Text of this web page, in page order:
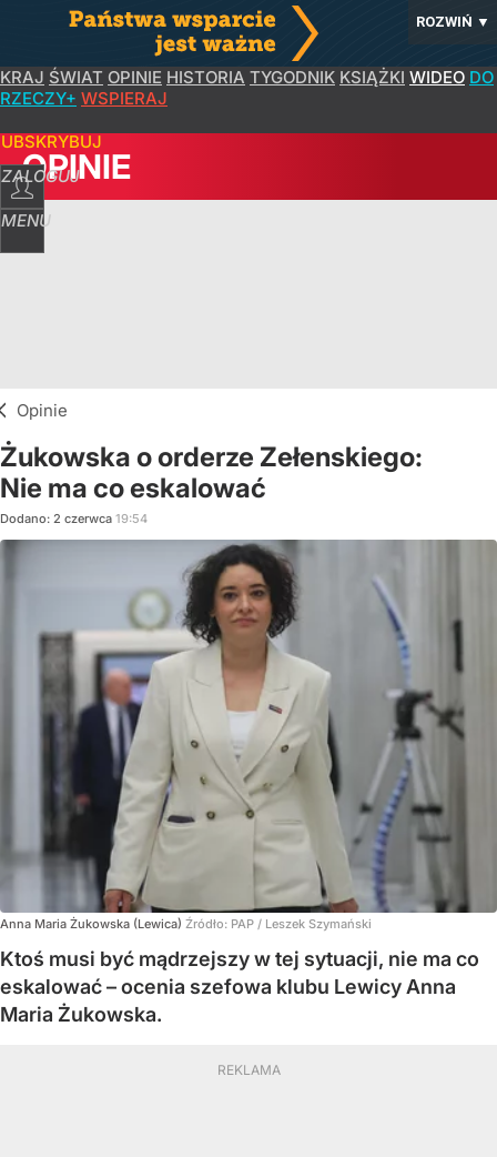
ROZWIŃ ▼
KRAJ ŚWIAT OPINIE HISTORIA TYGODNIK KSIĄŻKI WIDEO DO
RZECZY+ WSPIERAJ
ZALOGUJ
MENU
OPINIE
Opinie
Żukowska o orderze Zełenskiego:
Nie ma co eskalować
Dodano: 2 czerwca 19:54
Anna Maria Żukowska (Lewica) Źródło: PAP / Leszek Szymański
Ktoś musi być mądrzejszy w tej sytuacji, nie ma co
eskalować – ocenia szefowa klubu Lewicy Anna
Maria Żukowska.